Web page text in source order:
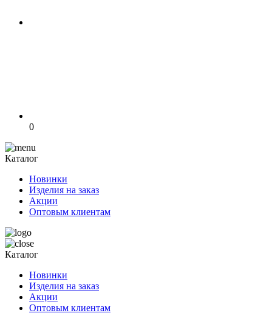
0
Каталог
Новинки
Изделия на заказ
Акции
Оптовым клиентам
Каталог
Новинки
Изделия на заказ
Акции
Оптовым клиентам